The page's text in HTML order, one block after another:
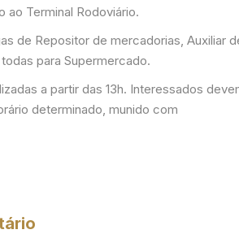
ao Terminal Rodoviário.
de Repositor de mercadorias, Auxiliar
para Supermercado.
a partir das 13h. Interessados
determinado, munido com